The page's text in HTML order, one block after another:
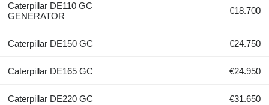
Caterpillar DE110 GC
GENERATOR
€18.700
Caterpillar DE150 GC €24.750
Caterpillar DE165 GC €24.950
Caterpillar DE220 GC €31.650